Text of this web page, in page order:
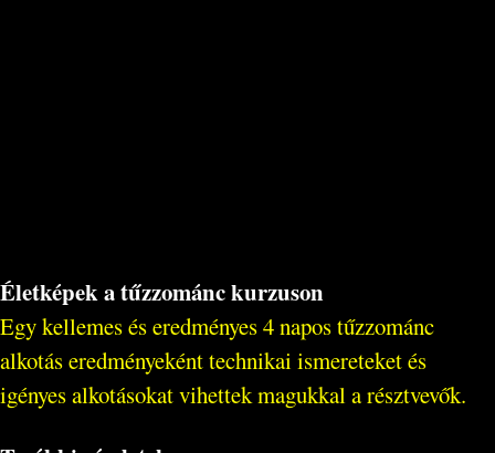
Életképek a tűzzománc kurzuson
Egy kellemes és eredményes 4 napos tűzzománc
alkotás eredményeként technikai ismereteket és
igényes alkotásokat vihettek magukkal a résztvevők.